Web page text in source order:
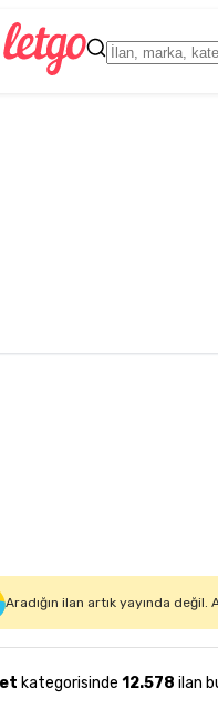
Aradığın ilan artık yayında
kategorisinde 12.578 ilan